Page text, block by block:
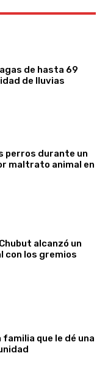
de hasta 69
de lluvias
perros durante un
maltrato animal en
alcanzó un
con los gremios
que le dé una